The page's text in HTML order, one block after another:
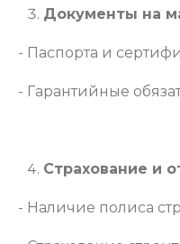
Документы на
- Паспорта и
- Гарантийные
Страхование и
- Наличие полиса